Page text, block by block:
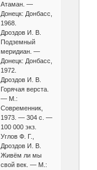
Атаман. —
Донецк: Донбасс,
1968.
Дроздов И. В.
Подземный
меридиан. —
Донецк: Донбасс,
1972.
Дроздов И. В.
Горячая верста.
— М.:
Современник,
1973. — 304 с. —
100 000 экз.
Углов Ф. Г.,
Дроздов И. В.
Живём ли мы
свой век. — М.: